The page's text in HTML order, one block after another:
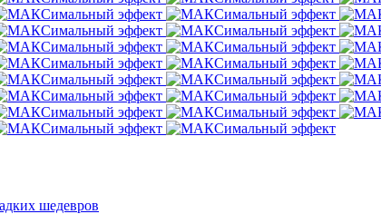
шедевров